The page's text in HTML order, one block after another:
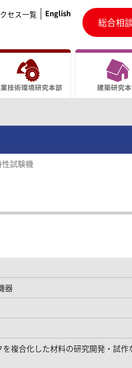
セス一覧 English
総合相
リーを開きます
技術環境研究本部 建築研究
試験機
器
複合化した材料の研究開発・試作